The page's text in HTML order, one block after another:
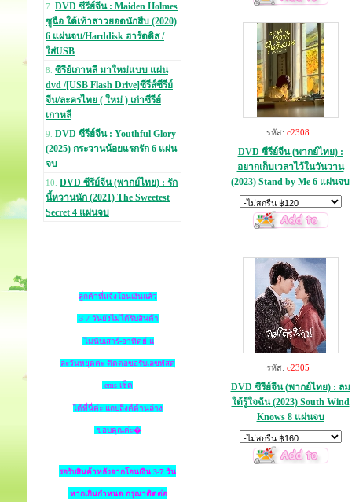
7. DVD ซีรีย์จีน : Maiden Holmes
ซูฉือ ใต้เท้าสาวยอดนักสืบ (2020)
6 แผ่นจบ/Harddisk ฮาร์ดดิส /
ใส่USB
8. ซีรีย์เกาหลี มาใหม่แบบ แผ่น
dvd /[USB Flash Drive]ซีรีส์ซีรีย์
จีน/ละครไทย ( ใหม่ ) เก่าซีรีย์
เกาหลี
9. DVD ซีรีย์จีน : Youthful Glory
(2025) กระวานน้อยแรกรัก 6 แผ่น
จบ
10. DVD ซีรีย์จีน (พากย์ไทย) : รัก
นี้หวานนัก (2021) The Sweetest
Secret 4 แผ่นจบ
ลูกค้าที่แจ้งโอนเงินแล้ว
3-7 วันยังไม่ได้รับสินค้า
ไม่นับเสาร์-อาทิตย์ แ
ละวันหยุดค่ะ ติดต่อขอรับเลขพัสดุ
ems เช็ค
ได้ที่นี่ค่ะ แถบลิงค์ด้านล่าง
ขอบคุณค่ะ�
รอรับสินค้าหลังจากโอนเงิน 3-7 วัน
หากเกินกำหนด กรุณาติดต่อ
รหัส: c2308
DVD ซีรีย์จีน (พากย์ไทย) :
อยากเก็บเวลาไว้ในวันวาน
(2023) Stand by Me 6 แผ่นจบ
รหัส: c2305
DVD ซีรีย์จีน (พากย์ไทย) : ลม
ใต้รู้ใจฉัน (2023) South Wind
Knows 8 แผ่นจบ